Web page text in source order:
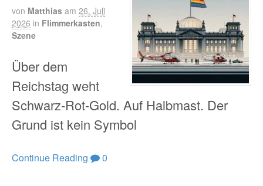
von Matthias am 26. Juli
2026 in Flimmerkasten,
Szene
Über dem
Reichstag weht
Schwarz-Rot-Gold. Auf Halbmast. Der
Grund ist kein Symbol
Continue Reading 0